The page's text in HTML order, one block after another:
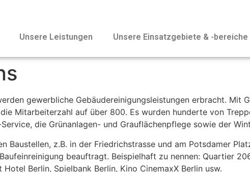
Unsere Leistungen Unsere Einsatzgebiete & -bereiche
gewerbliche Gebäudereinigungsleistungen erbracht. Mit
Mitarbeiterzahl auf über 800. Es wurden hunderte von
die Grünanlagen- und Grauflächenpflege sowie der
Baustellen, z.B. in der Friedrichstrasse und am Potsdamer
beauftragt. Beispielhaft zu nennen: Quartier
Berlin, Spielbank Berlin, Kino CinemaxX Berlin usw.